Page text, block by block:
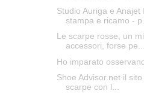
Studio Auriga e Anajet
stampa e ricamo - p...
Le scarpe rosse, un
accessori, forse pe...
Ho imparato
Shoe Advisor.net il
scarpe con l...